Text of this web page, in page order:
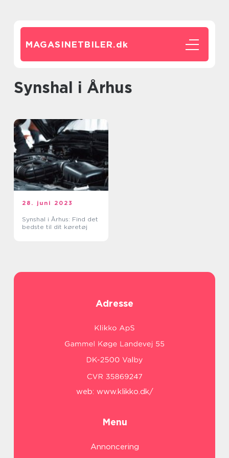
MAGASINETBILER.dk
synshal i Århus
28. juni 2023
Synshal i Århus: Find det
bedste til dit køretøj
Adresse
web: www.klikko.dk/
Menu
Annoncering